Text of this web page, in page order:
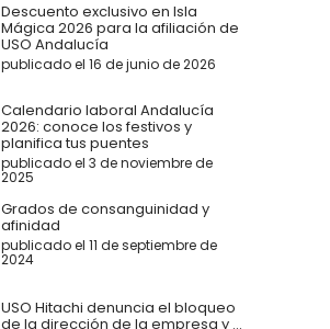
Descuento exclusivo en Isla
Mágica 2026 para la afiliación de
USO Andalucía
publicado el 16 de junio de 2026
Calendario laboral Andalucía
2026: conoce los festivos y
planifica tus puentes
publicado el 3 de noviembre de
2025
Grados de consanguinidad y
afinidad
publicado el 11 de septiembre de
2024
USO Hitachi denuncia el bloqueo
de la dirección de la empresa y ...